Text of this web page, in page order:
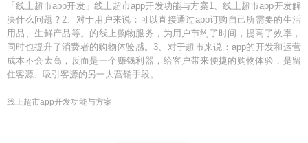
「线上超市app开发」线上超市app开发功能与方案1、线上超市app开发解
决什么问题？2、对于用户来说：可以直接通过app订购自己所需要的生活
用品、生鲜产品等。的线上购物服务，为用户节约了时间，提高了效率，
同时也提升了消费者的购物体验感。3、对于超市来说：app的开发和运营
成本不会太高，反而是一个赚钱利器，给客户带来便捷的购物体验，是留
住客源、吸引客源的另一大营销手段。
线上超市app开发功能与方案